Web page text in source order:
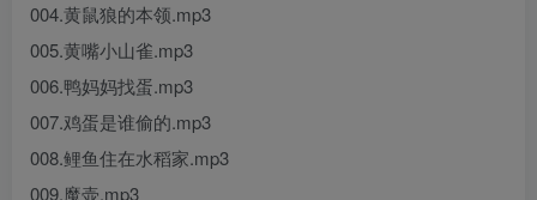
004.黄鼠狼的本领.mp3
005.黄嘴小山雀.mp3
006.鸭妈妈找蛋.mp3
007.鸡蛋是谁偷的.mp3
008.鲤鱼住在水稻家.mp3
009.魔壶.mp3